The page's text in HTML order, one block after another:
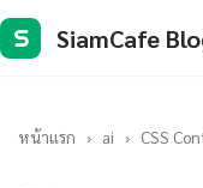
S SiamCafe
หน้าแรก › ai › CSS